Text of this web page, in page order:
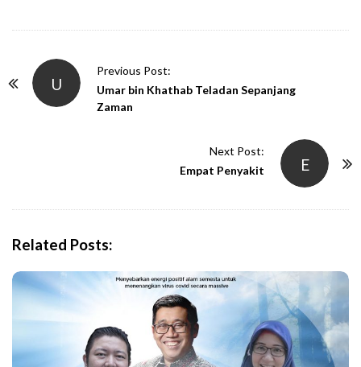
U
Previous Post:
Umar bin Khathab Teladan Sepanjang
Zaman
E
Next Post:
Empat Penyakit
Related Posts: